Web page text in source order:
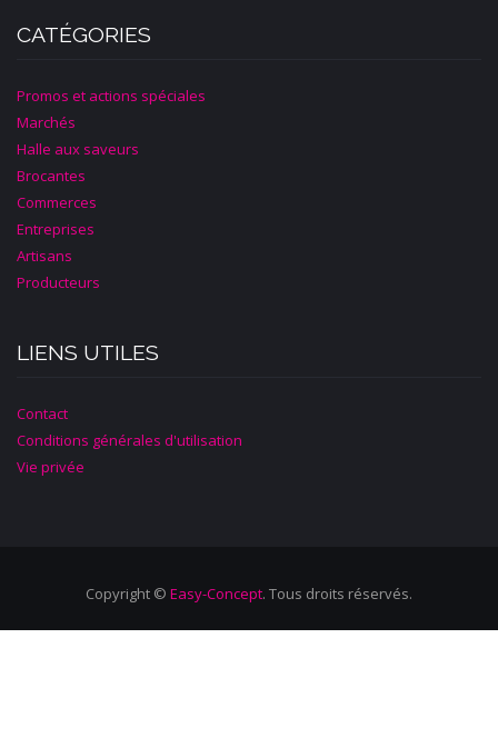
CATÉGORIES
Promos et actions spéciales
Marchés
Halle aux saveurs
Brocantes
Commerces
Entreprises
Artisans
Producteurs
LIENS UTILES
Contact
Conditions générales d'utilisation
Vie privée
Copyright © Easy-Concept. Tous droits réservés.